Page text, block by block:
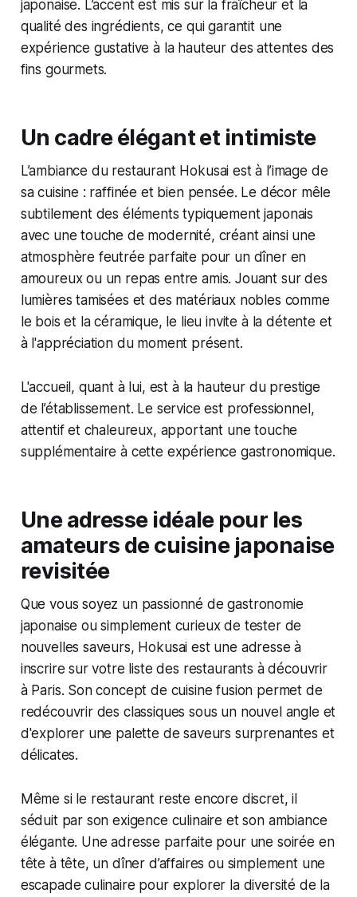
japonaise. L’accent est mis sur la fraîcheur et la
qualité des ingrédients, ce qui garantit une
expérience gustative à la hauteur des attentes des
fins gourmets.
Un cadre élégant et intimiste
L’ambiance du restaurant Hokusai est à l’image de
sa cuisine : raffinée et bien pensée. Le décor mêle
subtilement des éléments typiquement japonais
avec une touche de modernité, créant ainsi une
atmosphère feutrée parfaite pour un dîner en
amoureux ou un repas entre amis. Jouant sur des
lumières tamisées et des matériaux nobles comme
le bois et la céramique, le lieu invite à la détente et
à l'appréciation du moment présent.
L'accueil, quant à lui, est à la hauteur du prestige
de l’établissement. Le service est professionnel,
attentif et chaleureux, apportant une touche
supplémentaire à cette expérience gastronomique.
Une adresse idéale pour les
amateurs de cuisine japonaise
revisitée
Que vous soyez un passionné de gastronomie
japonaise ou simplement curieux de tester de
nouvelles saveurs, Hokusai est une adresse à
inscrire sur votre liste des restaurants à découvrir
à Paris. Son concept de cuisine fusion permet de
redécouvrir des classiques sous un nouvel angle et
d'explorer une palette de saveurs surprenantes et
délicates.
Même si le restaurant reste encore discret, il
séduit par son exigence culinaire et son ambiance
élégante. Une adresse parfaite pour une soirée en
tête à tête, un dîner d’affaires ou simplement une
escapade culinaire pour explorer la diversité de la